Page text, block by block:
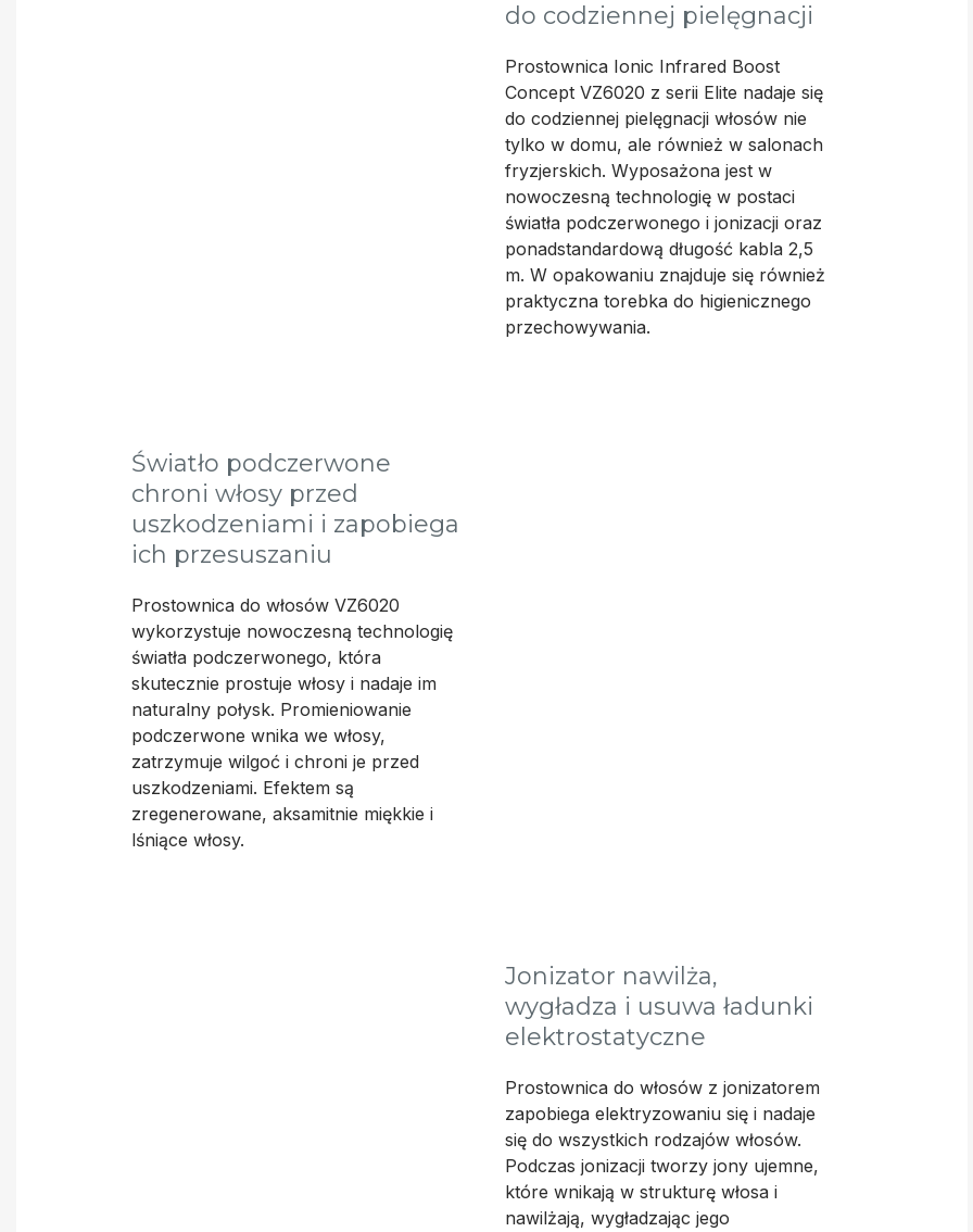
do codziennej pielęgnacji
Prostownica Ionic Infrared Boost
Concept VZ6020 z serii Elite nadaje się
do codziennej pielęgnacji włosów nie
tylko w domu, ale również w salonach
fryzjerskich. Wyposażona jest w
nowoczesną technologię w postaci
światła podczerwonego i jonizacji oraz
ponadstandardową długość kabla 2,5
m. W opakowaniu znajduje się również
praktyczna torebka do higienicznego
przechowywania.
Światło podczerwone
chroni włosy przed
uszkodzeniami i zapobiega
ich przesuszaniu
Prostownica do włosów VZ6020
wykorzystuje nowoczesną technologię
światła podczerwonego, która
skutecznie prostuje włosy i nadaje im
naturalny połysk. Promieniowanie
podczerwone wnika we włosy,
zatrzymuje wilgoć i chroni je przed
uszkodzeniami. Efektem są
zregenerowane, aksamitnie miękkie i
lśniące włosy.
Jonizator nawilża,
wygładza i usuwa ładunki
elektrostatyczne
Prostownica do włosów z jonizatorem
zapobiega elektryzowaniu się i nadaje
się do wszystkich rodzajów włosów.
Podczas jonizacji tworzy jony ujemne,
które wnikają w strukturę włosa i
nawilżają, wygładzając jego